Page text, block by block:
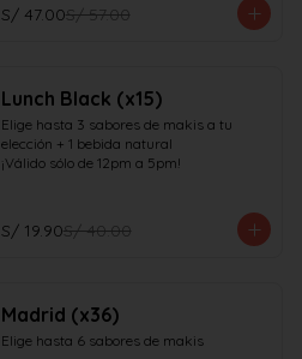
S/ 47.00S/ 57.00
Lunch Black (x15)
Elige hasta 3 sabores de makis a tu
elección + 1 bebida natural
¡Válido sólo de 12pm a 5pm!
S/ 19.90S/ 40.00
Madrid (x36)
Elige hasta 6 sabores de makis